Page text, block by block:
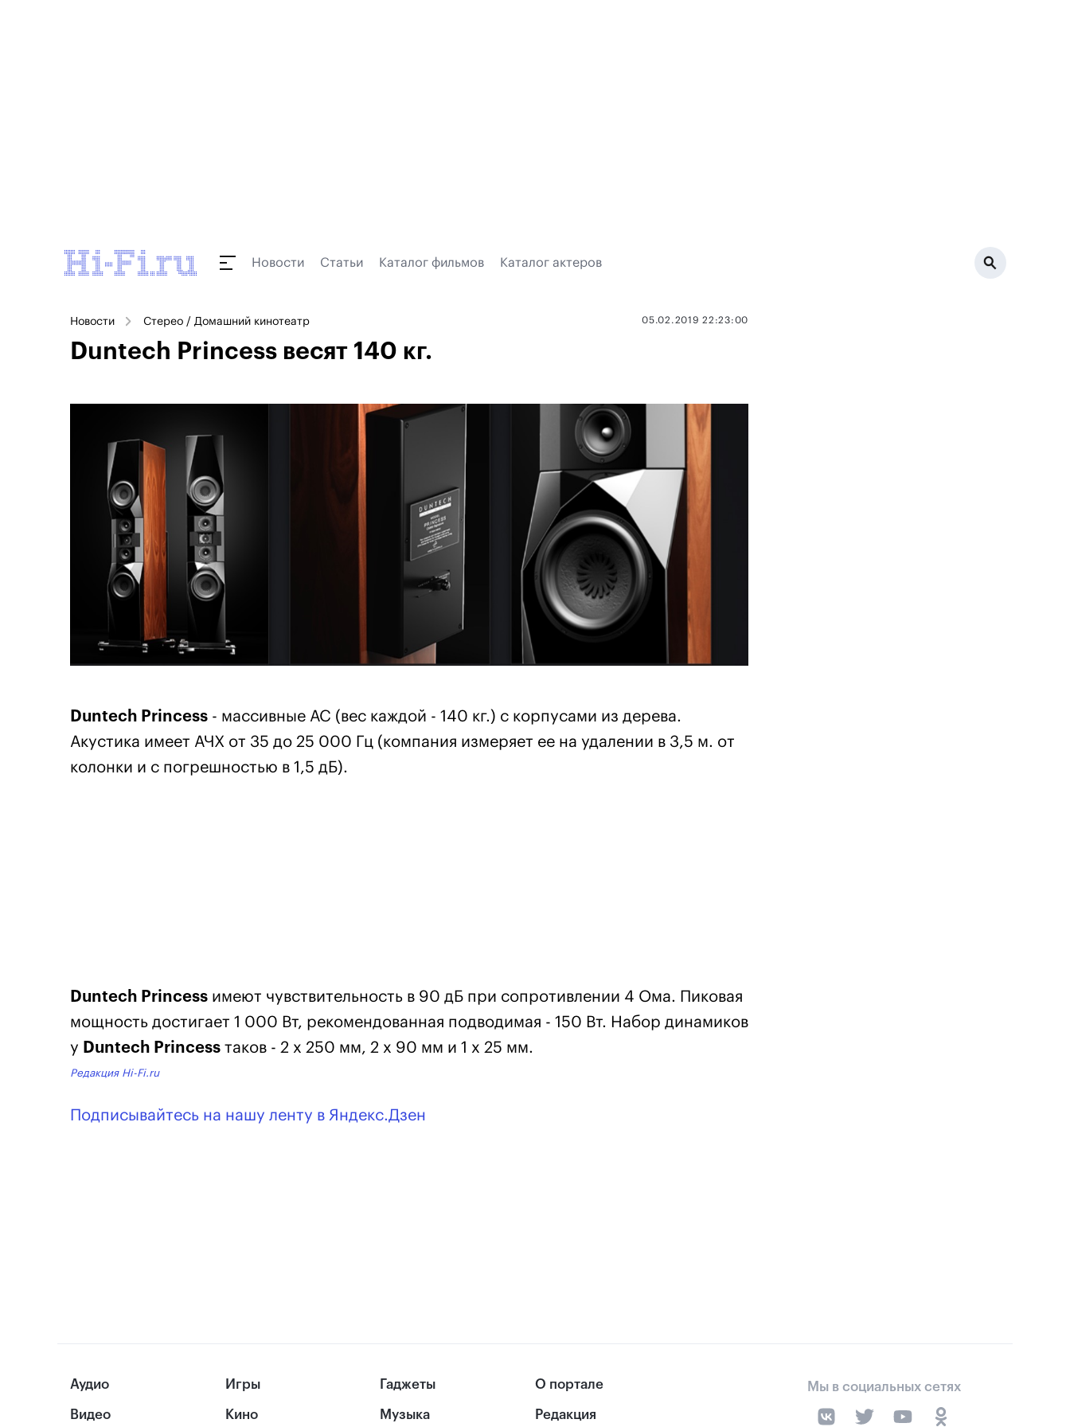
Новости Статьи Каталог фильмов Каталог актеров
Новости Стерео / Домашний кинотеатр 05.02.2019 22:23:00
Duntech Princess весят 140 кг.
Duntech Princess - массивные АС (вес каждой - 140 кг.) с корпусами из дерева.
Акустика имеет АЧХ от 35 до 25 000 Гц (компания измеряет ее на удалении в 3,5 м. от
колонки и с погрешностью в 1,5 дБ).
Duntech Princess имеют чувствительность в 90 дБ при сопротивлении 4 Ома. Пиковая
мощность достигает 1 000 Вт, рекомендованная подводимая - 150 Вт. Набор динамиков
у Duntech Princess таков - 2 x 250 мм, 2 x 90 мм и 1 x 25 мм.
Редакция Hi-Fi.ru
Подписывайтесь на нашу ленту в Яндекс.Дзен
Аудио
Видео
Игры
Кино
Гаджеты
Музыка
О портале
Редакция
Мы в социальных сетях